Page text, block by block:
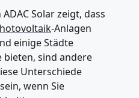
Solar zeigt, dass
-Anlagen
einige Städte
bieten, sind andere
Unterschiede
wenn Sie